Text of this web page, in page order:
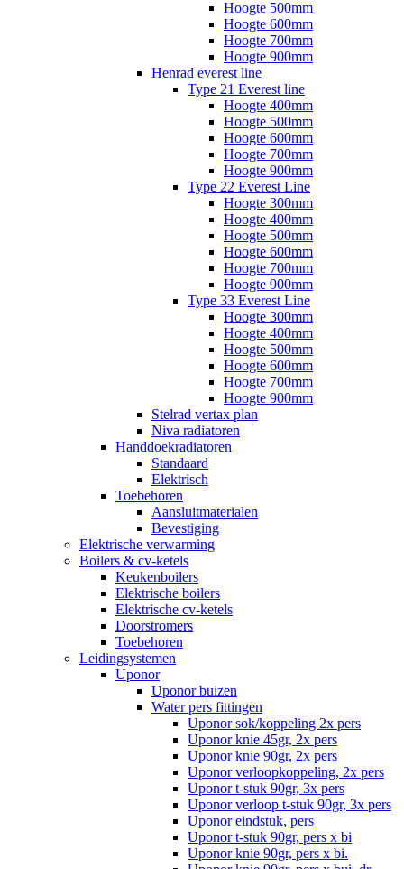
Hoogte 500mm
Hoogte 600mm
Hoogte 700mm
Hoogte 900mm
Henrad everest line
Type 21 Everest line
Hoogte 400mm
Hoogte 500mm
Hoogte 600mm
Hoogte 700mm
Hoogte 900mm
Type 22 Everest Line
Hoogte 300mm
Hoogte 400mm
Hoogte 500mm
Hoogte 600mm
Hoogte 700mm
Hoogte 900mm
Type 33 Everest Line
Hoogte 300mm
Hoogte 400mm
Hoogte 500mm
Hoogte 600mm
Hoogte 700mm
Hoogte 900mm
Stelrad vertax plan
Niva radiatoren
Handdoekradiatoren
Standaard
Elektrisch
Toebehoren
Aansluitmaterialen
Bevestiging
Elektrische verwarming
Boilers & cv-ketels
Keukenboilers
Elektrische boilers
Elektrische cv-ketels
Doorstromers
Toebehoren
Leidingsystemen
Uponor
Uponor buizen
Water pers fittingen
Uponor sok/koppeling 2x pers
Uponor knie 45gr, 2x pers
Uponor knie 90gr, 2x pers
Uponor verloopkoppeling, 2x pers
Uponor t-stuk 90gr, 3x pers
Uponor verloop t-stuk 90gr, 3x pers
Uponor eindstuk, pers
Uponor t-stuk 90gr, pers x bi
Uponor knie 90gr, pers x bi.